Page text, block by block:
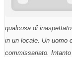
qualcosa di
in un locale. Un uomo
commissariato.